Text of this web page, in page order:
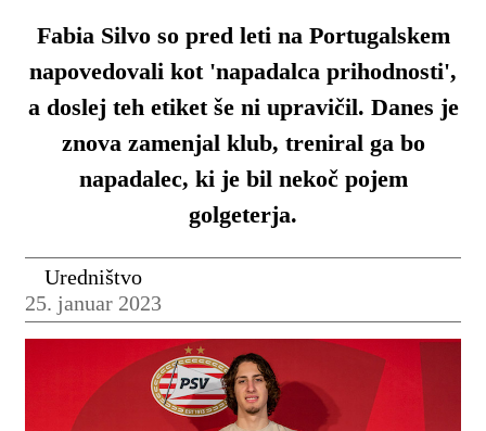
Fabia Silvo so pred leti na Portugalskem
napovedovali kot 'napadalca prihodnosti',
a doslej teh etiket še ni upravičil. Danes je
znova zamenjal klub, treniral ga bo
napadalec, ki je bil nekoč pojem
golgeterja.
Uredništvo
25. januar 2023